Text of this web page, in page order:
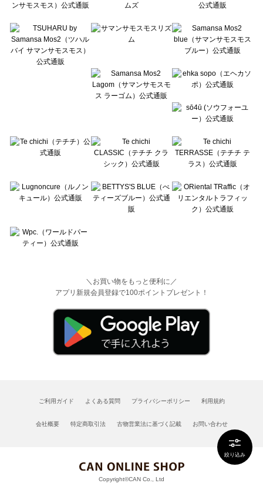
絞り込み
Te chichi CLASSIC（テチチ クラシック）のトップス一覧
Lugnoncure（ルノンキュール）のトップス一覧
BETTY'S BLUE（べティーズブルー）のトップス一覧
Wpc.（ワールドパーティー）のトップス一覧
＼お買い物をもっと便利に／
アプリ新規会員登録で100ポイントプレゼント！
ご利用ガイド よくある質問 プライバシーポリシー 利用規約
会社概要 特定商取引法 古物営業法に基づく記載 お問い合わせ
Copyright©CAN Co., Ltd